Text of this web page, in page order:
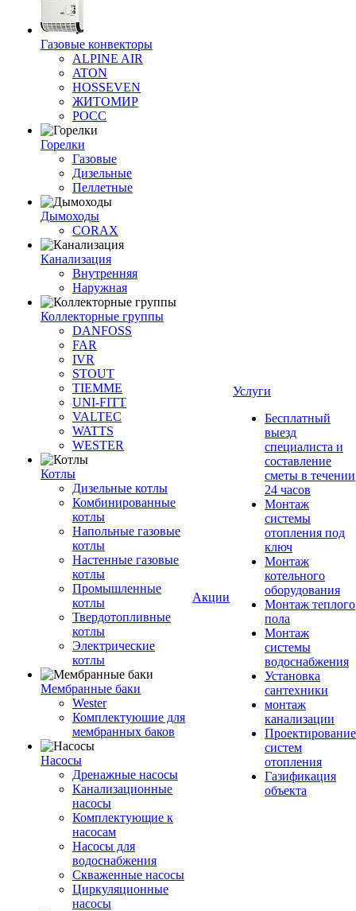
Газовые конвекторы
ALPINE AIR
ATON
HOSSEVEN
ЖИТОМИР
РОСС
Горелки
Газовые
Дизельные
Пеллетные
Дымоходы
CORAX
Канализация
Внутренняя
Наружная
Коллекторные группы
DANFOSS
FAR
IVR
STOUT
TIEMME
UNI-FITT
VALTEC
WATTS
WESTER
Котлы
Дизельные котлы
Комбинированные
котлы
Напольные газовые
котлы
Настенные газовые
котлы
Промышленные
котлы
Твердотопливные
котлы
Электрические
котлы
Мембранные баки
Wester
Комплектуюшие для
мембранных баков
Насосы
Дренажные насосы
Канализационные
насосы
Комплектующие к
насосам
Насосы для
водоснабжения
Скваженные насосы
Циркуляционные
насосы
Акции
Услуги
Бесплатный
выезд
специалиста и
составление
сметы в течении
24 часов
Монтаж
системы
отопления под
ключ
Монтаж
котельного
оборудования
Монтаж теплого
пола
Монтаж
системы
водоснабжения
Установка
сантехники
монтаж
канализации
Проектирование
систем
отопления
Газификация
объекта